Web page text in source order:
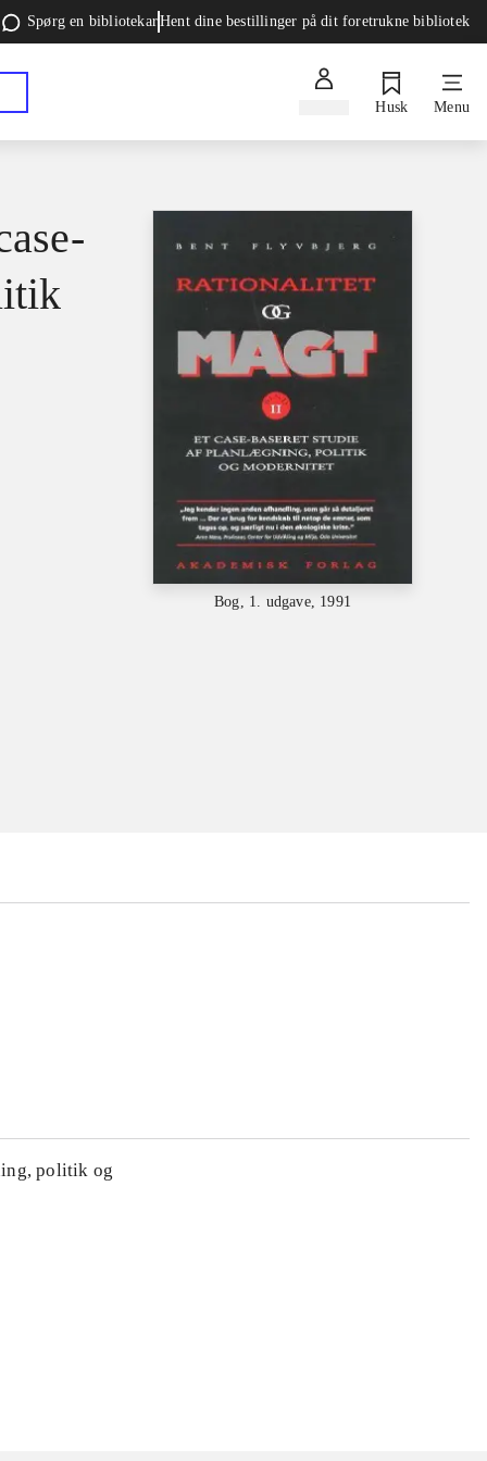
Spørg en bibliotekarHent dine bestillinger på dit foretrukne bibliotek
Husk Menu
Bog, 1. udgave, 1991
politik og